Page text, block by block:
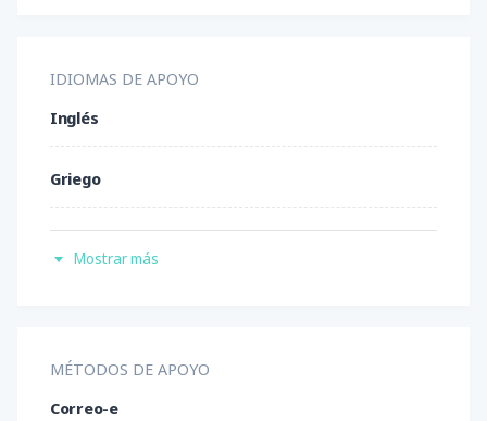
Coreano
Portugués
Chino
IDIOMAS DE APOYO
Inglés
Griego
Chino
Mostrar más
MÉTODOS DE APOYO
Correo-e